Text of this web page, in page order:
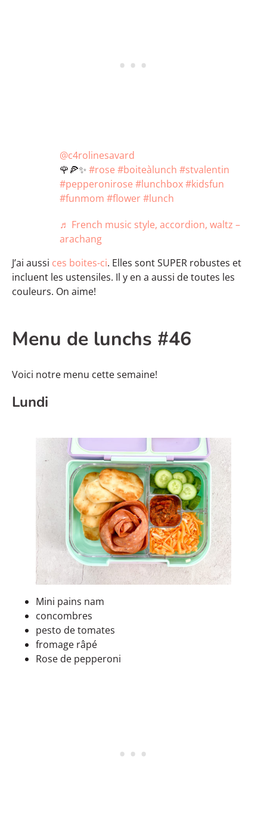
@c4rolinesavard
🌹🍕✨ #rose #boiteàlunch #stvalentin
#pepperonirose #lunchbox#kidsfun
#funmom #flower#lunch
♬ French music style, accordion, waltz –
arachang
J’ai aussi ces boites-ci. Elles sont SUPER robustes et
incluent les ustensiles. Il y en a aussi de toutes les
couleurs. On aime!
Menu de lunchs #46
Voici notre menu cette semaine!
Lundi
Mini pains nam
concombres
pesto de tomates
fromage râpé
Rose de pepperoni